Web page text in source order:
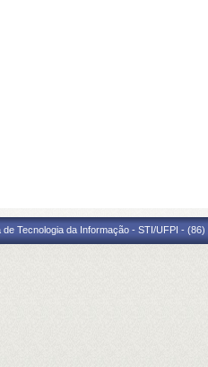
de Tecnologia da Informação - STI/UFPI -